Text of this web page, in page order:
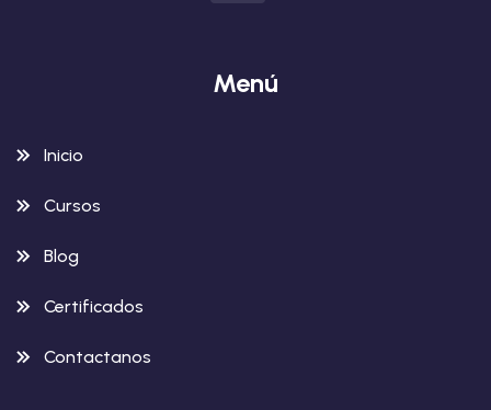
Menú
Inicio
Cursos
Blog
Certificados
Contactanos